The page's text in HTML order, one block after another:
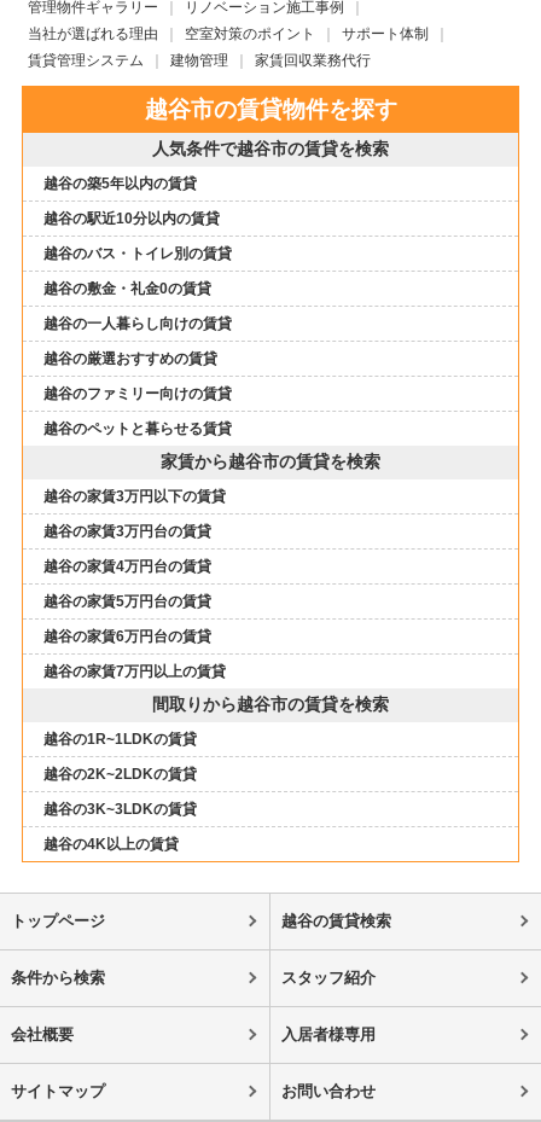
管理物件ギャラリー
リノベーション施工事例
当社が選ばれる理由
空室対策のポイント
サポート体制
賃貸管理システム
建物管理 家賃回収業務代行
越谷市の賃貸物件を探す
人気条件で越谷市の賃貸を検索
越谷の築5年以内の賃貸
越谷の駅近10分以内の賃貸
越谷のバス・トイレ別の賃貸
越谷の敷金・礼金0の賃貸
越谷の一人暮らし向けの賃貸
越谷の厳選おすすめの賃貸
越谷のファミリー向けの賃貸
越谷のペットと暮らせる賃貸
家賃から越谷市の賃貸を検索
越谷の家賃3万円以下の賃貸
越谷の家賃3万円台の賃貸
越谷の家賃4万円台の賃貸
越谷の家賃5万円台の賃貸
越谷の家賃6万円台の賃貸
越谷の家賃7万円以上の賃貸
間取りから越谷市の賃貸を検索
越谷の1R~1LDKの賃貸
越谷の2K~2LDKの賃貸
越谷の3K~3LDKの賃貸
越谷の4K以上の賃貸
トップページ 越谷の賃貸検索
条件から検索 スタッフ紹介
会社概要 入居者様専用
サイトマップ お問い合わせ